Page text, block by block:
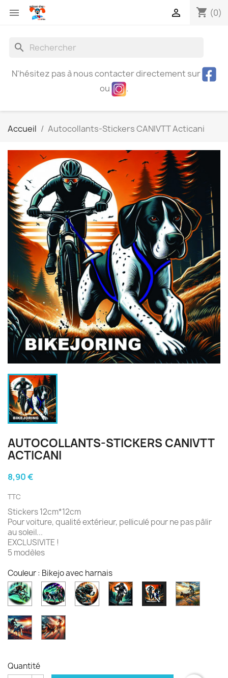
 shopping_cart (0)

search
N'hésitez pas à nous contacter directement sur
ou
.
Accueil Autocollants-Stickers CANIVTT Acticani
AUTOCOLLANTS-STICKERS CANIVTT
ACTICANI
8,90 €
TTC
Stickers 12cm*12cm
Pour voiture, qualité extérieur, pelliculé pour ne pas pâlir
au soleil...
EXCLUSIVITE !
5 modèles
Couleur : Bikejo avec harnais
braque
vtt
réaliste
Femme
canivtt
Chien
vététiste
Chien
Bikejoring
Bikejo
avec
harnais
Canivtt
Femme
malou
Canivtt
Homme
Husky
CVTT
Femme
husky
Quantité